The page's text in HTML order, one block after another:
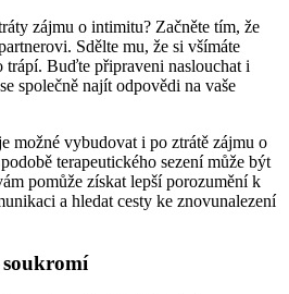
zájmu o intimitu? Začněte tím, že
Sdělte mu, že si všímáte
trápí. Buďte připraveni naslouchat i
společně najít odpovědi na vaše
možné vybudovat i po ztrátě zájmu o
terapeutického sezení může být
pomůže získat lepší porozumění k
a hledat cesty ke znovunalezení